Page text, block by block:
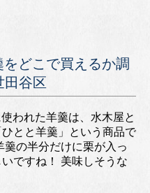
どこで買えるか調
田谷区
われた羊羹は、水木屋と
とと羊羹」という商品で
羹の半分だけに栗が入っ
ですね！ 美味しそうな